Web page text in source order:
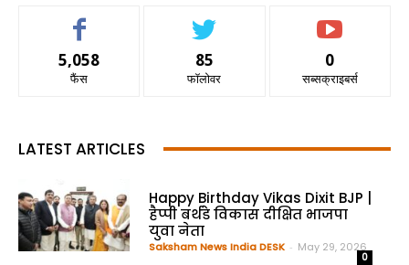
5,058
फैंस
85
फॉलोवर
0
सब्सक्राइबर्स
LATEST ARTICLES
Happy Birthday Vikas Dixit BJP |
हैप्पी बर्थडे विकास दीक्षित भाजपा
युवा नेता
Saksham News India DESK - May 29, 2026
0